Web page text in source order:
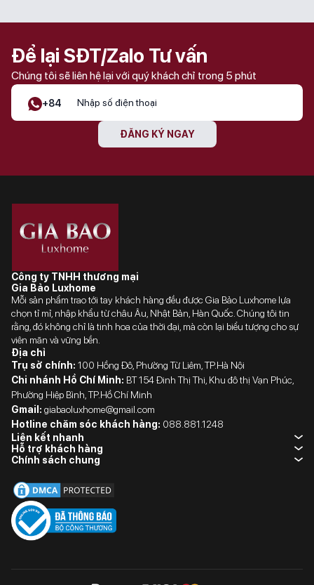
Để lại SĐT/Zalo Tư vấn
Chúng tôi sẽ liên hệ lại với quý khách chỉ trong 5 phút
+84
ĐĂNG KÝ NGAY
Công ty TNHH thương mại
Gia Bảo Luxhome
Mỗi sản phẩm trao tới tay khách hàng đều được Gia Bảo Luxhome lựa
chọn tỉ mỉ, nhập khẩu từ châu Âu, Nhật Bản, Hàn Quốc. Chúng tôi tin
rằng, đó không chỉ là tinh hoa của thời đại, mà còn lại biểu tượng cho sự
viên mãn và vững bền.
Địa chỉ
Trụ sở chính: 100 Hồng Đô, Phường Từ Liêm, TP.Hà Nội
Chi nhánh Hồ Chí Minh: BT 154 Đinh Thị Thi, Khu đô thị Vạn Phúc,
Phường Hiệp Bình, TP.Hồ Chí Minh
Gmail: giabaoluxhome@gmail.com
Hotline chăm sóc khách hàng: 088.881.1248
Liên kết nhanh
Hỗ trợ khách hàng
Chính sách chung